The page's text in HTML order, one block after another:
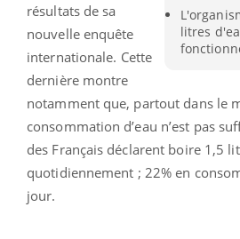
litres
résultats de sa
nouvelle enquête
internationale. Cette
dernière montre
notamment que, partout dans le
consommation d’eau n’est pas
des Français déclarent boire 1,5
quotidiennement ; 22% en
jour.